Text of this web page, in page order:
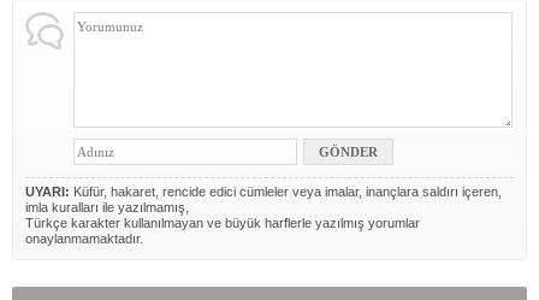
UYARI: Küfür, hakaret, rencide edici cümleler veya imalar, inançlara saldırı içeren,
imla kuralları ile yazılmamış,
Türkçe karakter kullanılmayan ve büyük harflerle yazılmış yorumlar
onaylanmamaktadır.